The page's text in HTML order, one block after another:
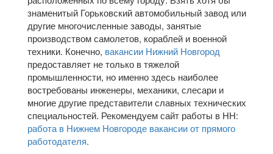
знаменитый Горьковский автомобильный завод или
другие многочисленные заводы, занятые
производством самолетов, кораблей и военной
техники. Конечно, вакансии Нижний Новгород
предоставляет не только в тяжелой
промышленности, но именно здесь наиболее
востребованы инженеры, механики, слесари и
многие другие представители славных технических
специальностей. Рекомендуем сайт работы в НН:
работа в Нижнем Новгороде вакансии от прямого
работодателя.